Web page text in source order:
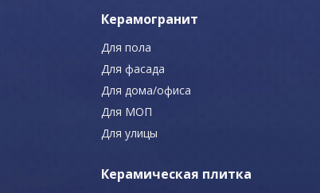
Керамогранит
Для пола
Для фасада
Для дома/офиса
Для МОП
Для улицы
Керамическая плитка